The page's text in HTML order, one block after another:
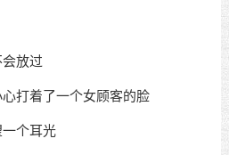
放过
打着了一个女顾客的脸
个耳光